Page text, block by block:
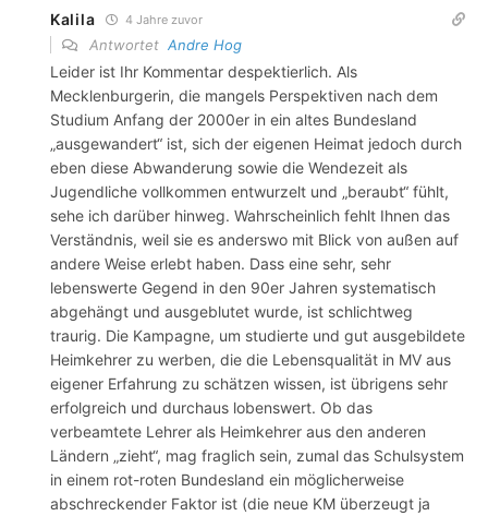
Kalila 4 Jahre zuvor
Antwortet Andre Hog
Leider ist Ihr Kommentar despektierlich. Als
Mecklenburgerin, die mangels Perspektiven nach dem
Studium Anfang der 2000er in ein altes Bundesland
„ausgewandert“ ist, sich der eigenen Heimat jedoch durch
eben diese Abwanderung sowie die Wendezeit als
Jugendliche vollkommen entwurzelt und „beraubt“ fühlt,
sehe ich darüber hinweg. Wahrscheinlich fehlt Ihnen das
Verständnis, weil sie es anderswo mit Blick von außen auf
andere Weise erlebt haben. Dass eine sehr, sehr
lebenswerte Gegend in den 90er Jahren systematisch
abgehängt und ausgeblutet wurde, ist schlichtweg
traurig. Die Kampagne, um studierte und gut ausgebildete
Heimkehrer zu werben, die die Lebensqualität in MV aus
eigener Erfahrung zu schätzen wissen, ist übrigens sehr
erfolgreich und durchaus lobenswert. Ob das
verbeamtete Lehrer als Heimkehrer aus den anderen
Ländern „zieht“, mag fraglich sein, zumal das Schulsystem
in einem rot-roten Bundesland ein möglicherweise
abschreckender Faktor ist (die neue KM überzeugt ja